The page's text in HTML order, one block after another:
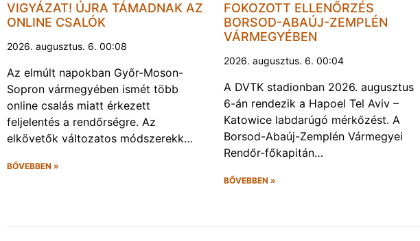
VIGYÁZAT! ÚJRA TÁMADNAK AZ
ONLINE CSALÓK
2026. augusztus. 6. 00:08
Az elmúlt napokban Győr-Moson-
Sopron vármegyében ismét több
online csalás miatt érkezett
feljelentés a rendőrségre. Az
elkövetők változatos módszerekk…
BŐVEBBEN »
FOKOZOTT ELLENŐRZÉS
BORSOD-ABAÚJ-ZEMPLÉN
VÁRMEGYÉBEN
2026. augusztus. 6. 00:04
A DVTK stadionban 2026. augusztus
6-án rendezik a Hapoel Tel Aviv –
Katowice labdarúgó mérkőzést. A
Borsod-Abaúj-Zemplén Vármegyei
Rendőr-főkapitán…
BŐVEBBEN »